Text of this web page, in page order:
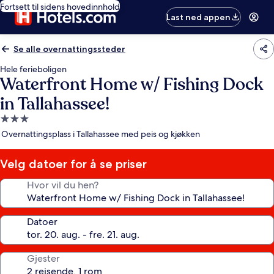
Fortsett til sidens hovedinnhold
Last ned appen
Se alle overnattingssteder
Hele ferieboligen
Waterfront Home w/ Fishing Dock
in Tallahassee!
Overnattingssted
med
stjerner
Overnattingsplass i Tallahassee med peis og kjøkken
Velg datoer for å se priser
Hvor vil du hen?
Datoer
Gjester